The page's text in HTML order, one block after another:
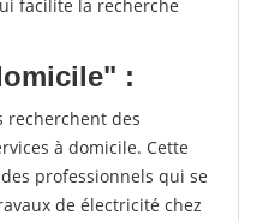
facilite la recherche
:
recherchent des
à domicile. Cette
professionnels qui se
de électricité chez